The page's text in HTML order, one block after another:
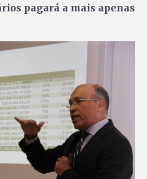
pagará a mais apenas